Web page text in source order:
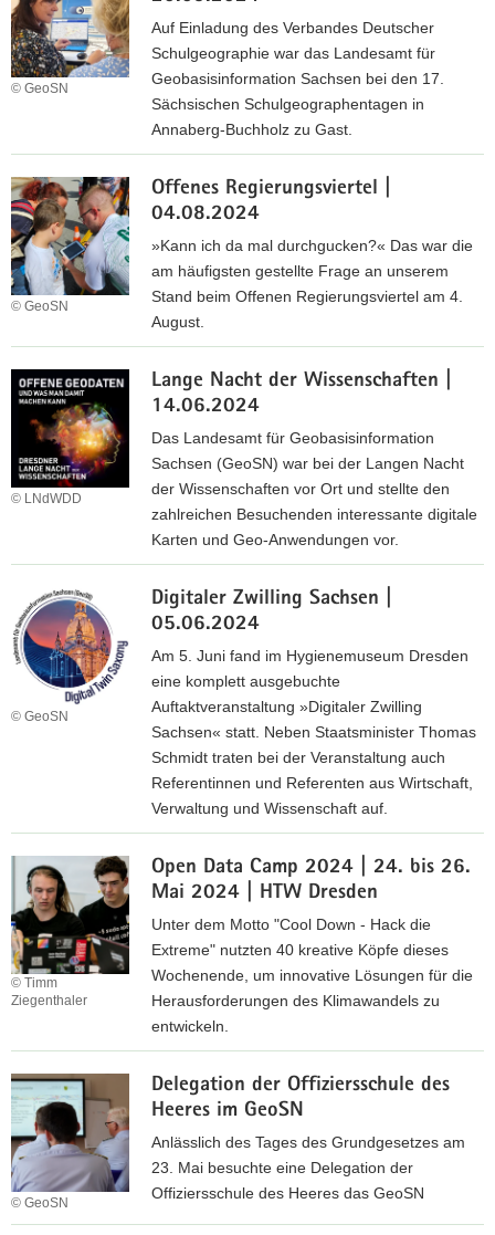
n
f
ü
r
h
s
e
2
4
|
.
0
9
.
s
.
0
9
.
2
4
d
e
r
r
a
i
n
e
n
e
o
S
N
© GeoSN
Auf Einladung des Verbandes Deutscher
Schulgeographie war das Landesamt für
Geobasisinformation Sachsen bei den 17.
Sächsischen Schulgeographentagen in
Annaberg-Buchholz zu Gast.
c
h
u
g
o
g
r
a
p
h
e
g
2
0
2
Offenes Regierungsviertel |
04.08.2024
© GeoSN
»Kann ich da mal durchgucken?« Das war die
am häufigsten gestellte Frage an unserem
Stand beim Offenen Regierungsviertel am 4.
August.
f
f
e
n
e
e
i
e
r
u
n
r
t
e
l
2
0
Lange Nacht der Wissenschaften |
14.06.2024
© LNdWDD
Das Landesamt für Geobasisinformation
Sachsen (GeoSN) war bei der Langen Nacht
der Wissenschaften vor Ort und stellte den
zahlreichen Besuchenden interessante digitale
Karten und Geo-Anwendungen vor.
a
n
g
e
d
e
r
W
s
s
e
c
h
a
t
e
Digitaler Zwilling Sachsen |
05.06.2024
© GeoSN
Am 5. Juni fand im Hygienemuseum Dresden
eine komplett ausgebuchte
Auftaktveranstaltung »Digitaler Zwilling
Sachsen« statt. Neben Staatsminister Thomas
Schmidt traten bei der Veranstaltung auch
Referentinnen und Referenten aus Wirtschaft,
Verwaltung und Wissenschaft auf.
i
g
i
t
a
l
r
Z
w
i
l
l
i
n
Open Data Camp 2024 | 24. bis 26.
Mai 2024 | HTW Dresden
© Timm
Ziegenthaler
Unter dem Motto "Cool Down - Hack die
Extreme" nutzten 40 kreative Köpfe dieses
Wochenende, um innovative Lösungen für die
Herausforderungen des Klimawandels zu
entwickeln.
p
e
n
a
Delegation der Offiziersschule des
Heeres im GeoSN
© GeoSN
Anlässlich des Tages des Grundgesetzes am
23. Mai besuchte eine Delegation der
Offiziersschule des Heeres das GeoSN